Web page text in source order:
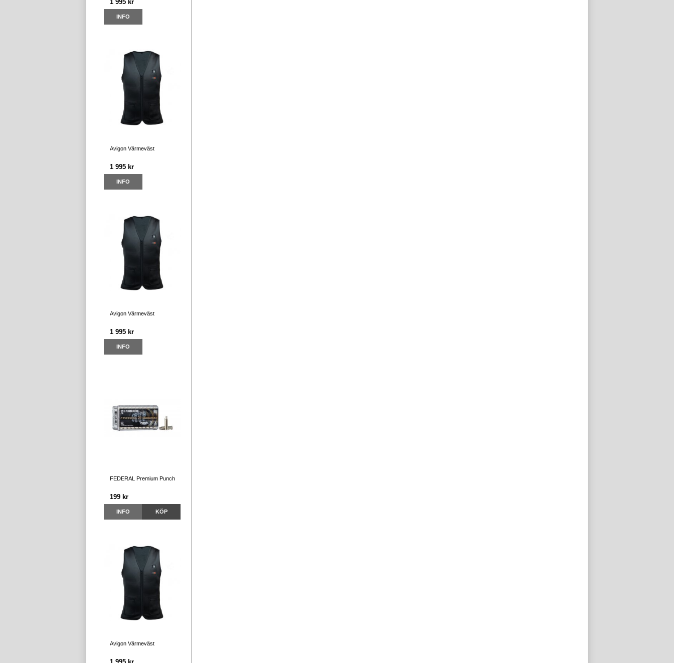
1 995 kr
INFO
Avigon Värmeväst
1 995 kr
INFO
Avigon Värmeväst
1 995 kr
INFO
FEDERAL Premium Punch
199 kr
INFO KÖP
Avigon Värmeväst